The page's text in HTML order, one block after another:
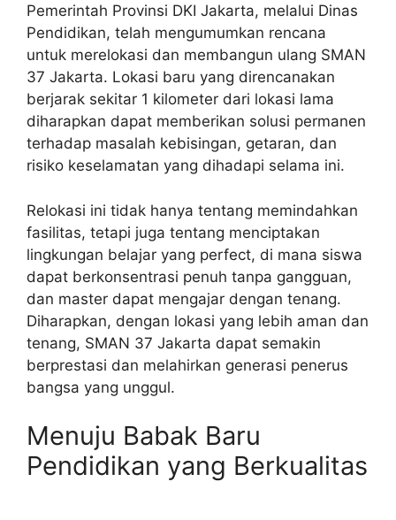
Pemerintah Provinsi DKI Jakarta, melalui Dinas
Pendidikan, telah mengumumkan rencana
untuk merelokasi dan membangun ulang SMAN
37 Jakarta. Lokasi baru yang direncanakan
berjarak sekitar 1 kilometer dari lokasi lama
diharapkan dapat memberikan solusi permanen
terhadap masalah kebisingan, getaran, dan
risiko keselamatan yang dihadapi selama ini.
Relokasi ini tidak hanya tentang memindahkan
fasilitas, tetapi juga tentang menciptakan
lingkungan belajar yang perfect, di mana siswa
dapat berkonsentrasi penuh tanpa gangguan,
dan master dapat mengajar dengan tenang.
Diharapkan, dengan lokasi yang lebih aman dan
tenang, SMAN 37 Jakarta dapat semakin
berprestasi dan melahirkan generasi penerus
bangsa yang unggul.
Menuju Babak Baru
Pendidikan yang Berkualitas